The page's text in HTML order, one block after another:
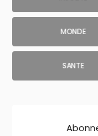
MONDE
SANTE